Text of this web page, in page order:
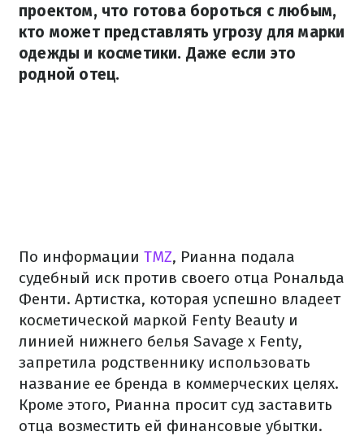
проектом, что готова бороться с любым,
кто может представлять угрозу для марки
одежды и косметики. Даже если это
родной отец.
По информации TMZ, Рианна подала
судебный иск против своего отца Рональда
Фенти. Артистка, которая успешно владеет
косметической маркой Fenty Beauty и
линией нижнего белья Savage x Fenty,
запретила родственнику использовать
название ее бренда в коммерческих целях.
Кроме этого, Рианна просит суд заставить
отца возместить ей финансовые убытки.